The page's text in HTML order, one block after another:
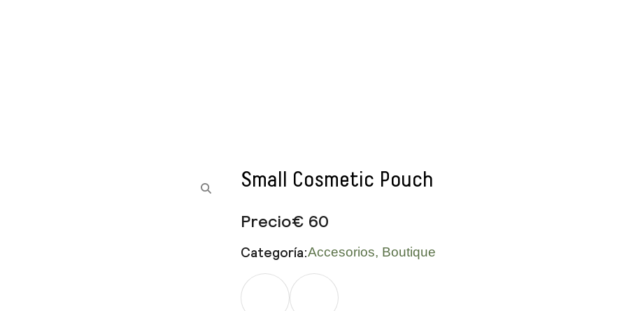
Small Cosmetic Pouch
Precio€ 60
Categoría:Accesorios, Boutique
Small
Cosmetic
Pouch